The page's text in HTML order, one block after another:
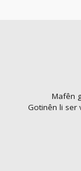
Mafên
Gotinên li ser